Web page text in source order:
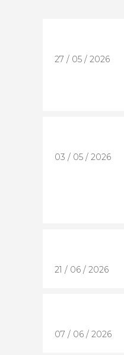
27 / 05 / 2026
03 / 05 / 2026
21 / 06 / 2026
07 / 06 / 2026